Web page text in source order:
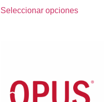
Seleccionar opciones